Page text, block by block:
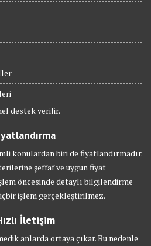
destek verilir.
konulardan biri de fiyatlandırmadır.
şeffaf ve uygun fiyat
öncesinde detaylı bilgilendirme
işlem gerçekleştirilmez.
İletişim
anlarda ortaya çıkar. Bu nedenle